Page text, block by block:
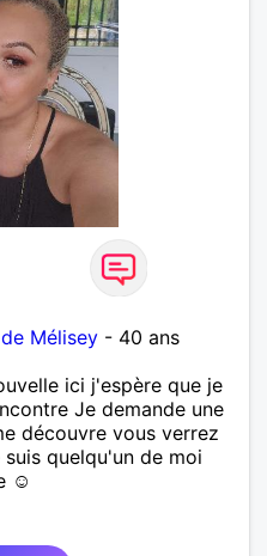
Mélisey - 40 ans
ici j'espère que je
Je demande une
découvre vous verrez
quelqu'un de moi
☺